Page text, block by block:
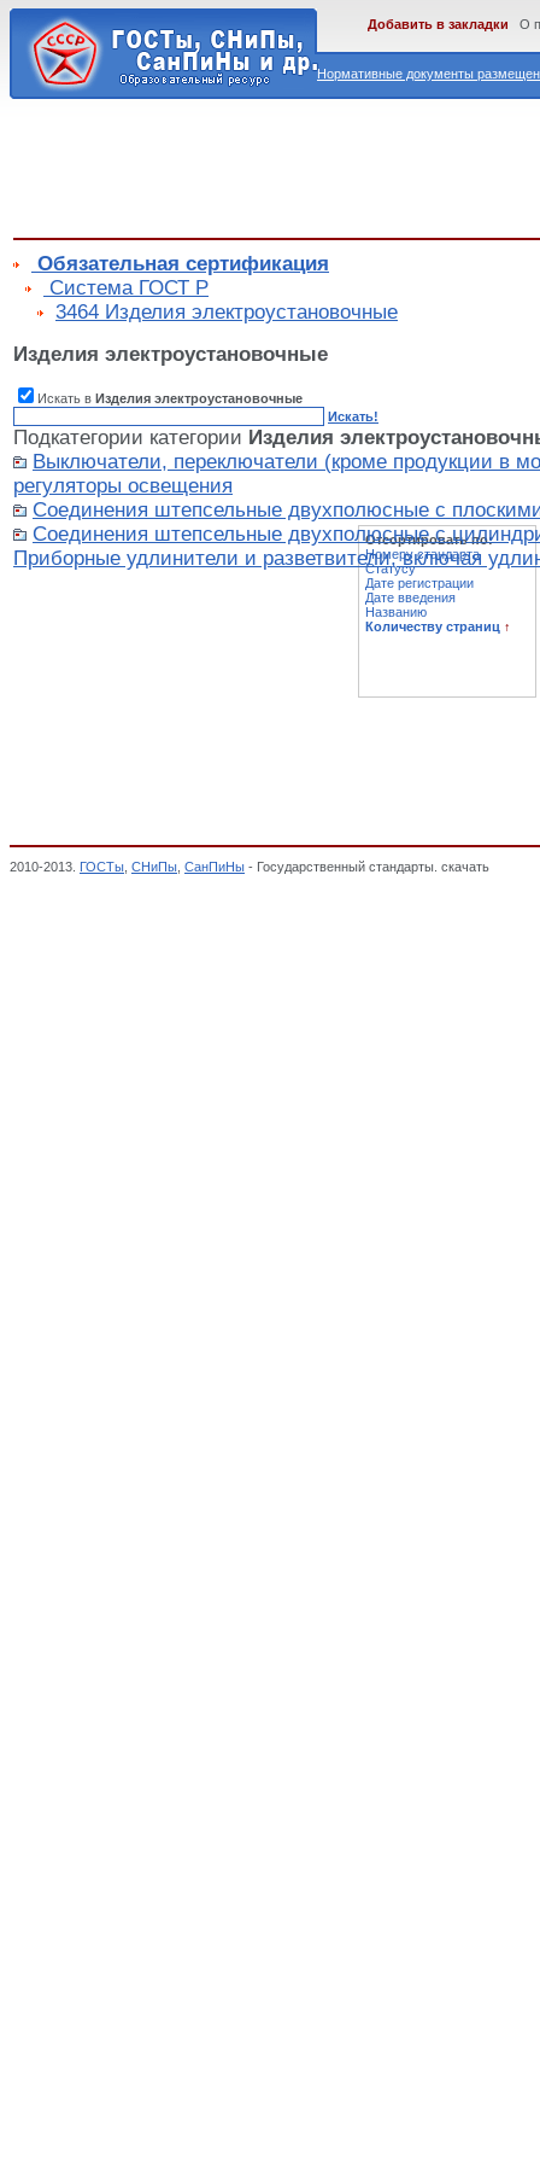
Нормативные документы
Добавить в закладки О
Обязательная сертификация
Cистема ГОСТ Р
3464 Изделия электроустановочные
Изделия электроустановочные
Искать в Изделия электроустановочные
Искать!
Подкатегории категории Изделия
Выключатели, переключатели (кроме продукции в
регуляторы освещения
Соединения штепсельные двухполюсные с
Соединения штепсельные двухполюсные с
Приборные удлинители и разветвители, включая
Отсортировать по:
Номеру стандарта
Статусу
Дате регистрации
Дате введения
Названию
Количеству страниц ↑
2010-2013. ГОСТы СНиПы СанПиНы - Государственный стандарты. скачать